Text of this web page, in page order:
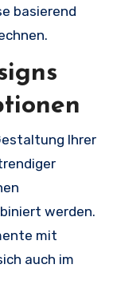
basierend
Ihrer
werden.
mit
auch im